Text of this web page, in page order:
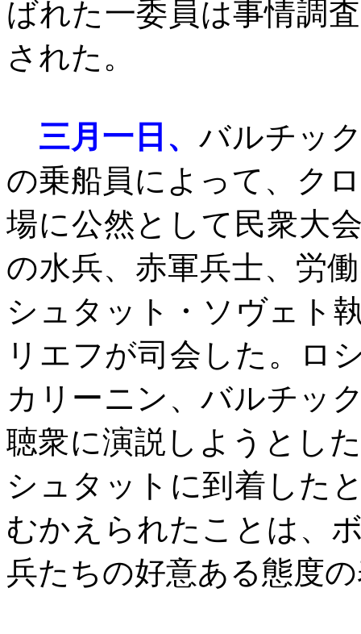
ばれた一委員は事情調
された。
三月一日、 バルチッ
の乗船員によって、ク
場に公然として民衆大
の水兵、赤軍兵士、労
シュタット・ソヴェト
リエフが司会した。ロ
カリーニン、バルチッ
聴衆に演説しようとし
シュタットに到着した
むかえられたことは、
兵たちの好意ある態度